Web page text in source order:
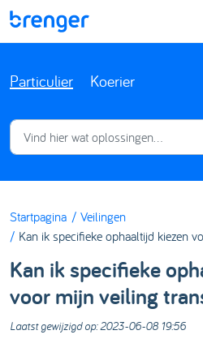
Particulier Koerier
Startpagina
Veilingen
Kan ik specifieke ophaaltijd kiezen
Kan ik specifieke
voor mijn veiling
Laatst gewijzigd op: 2023-06-08 19:56